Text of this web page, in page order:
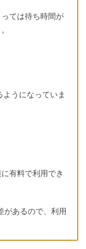
ては待ち時間が
ようになっていま
有料で利用でき
があるので、利用